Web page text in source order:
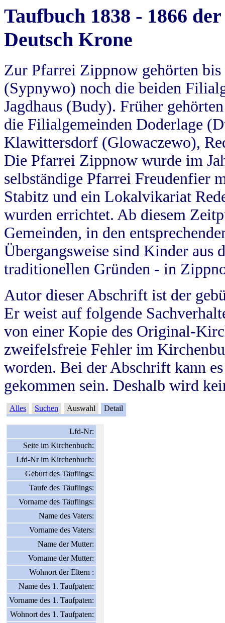
Taufbuch 1838 - 1866
Deutsch Krone
Zur Pfarrei Zippnow gehörten
(Sypnywo) noch die beiden
Jagdhaus (Budy). Früher
die Filialgemeinden Doderlage
Klawittersdorf (Glowaczewo),
Die Pfarrei Zippnow wurde im
selbständige Pfarrei Freudenfier
Stabitz und ein Lokalvikariat
wurden errichtet. Ab diesem
Gemeinden, in den
Übergangsweise sind Kinder aus
traditionellen Gründen - in
Autor dieser Abschrift ist der
Er weist auf folgende
von einer Kopie des Original-
zweifelsfreie Fehler im
worden. Bei der Abschrift kann
gekommen sein. Deshalb wird
Alles Suchen Auswahl Detail
Lfd-Nr:
Seite im Kirchenbuch:
Lfd-Nr im Kirchenbuch:
Geburt des Täuflings:
Taufe des Täuflings:
Vorname des Täuflings:
Name des Vaters:
Vorname des Vaters:
Name der Mutter:
Vorname der Mutter:
Wohnort der Eltern :
Name des 1. Taufpaten:
Vorname des 1. Taufpaten:
Wohnort des 1. Taufpaten: